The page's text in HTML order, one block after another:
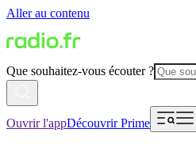
Aller au contenu
Que souhaitez-vous écouter ?
Ouvrir l'appDécouvrir Prime